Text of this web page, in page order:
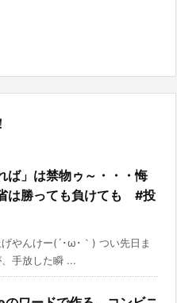
ば」は禁物ゥ～・・・悔
は勝っても負けても #投
げやんけー(´･ω･｀) つい先日ま
手放した瞬 ...